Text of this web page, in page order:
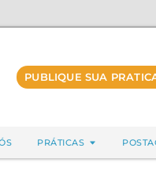
PUBLIQUE SUA
PRÁTICAS